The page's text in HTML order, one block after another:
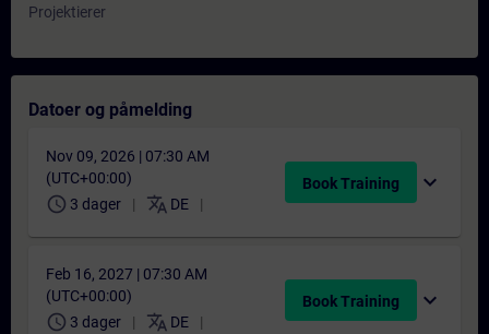
Projektierer
Datoer og påmelding
Nov 09, 2026 | 07:30 AM
(UTC+00:00)
schedule 3 dager translate DE
Book Training expand_more
Feb 16, 2027 | 07:30 AM
(UTC+00:00)
schedule 3 dager translate DE
Book Training expand_more